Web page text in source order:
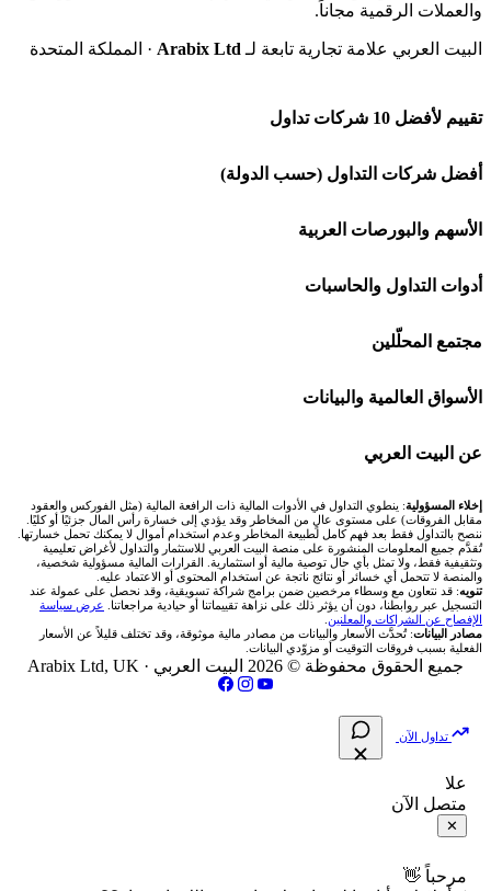
والعملات الرقمية مجاناً.
البيت العربي علامة تجارية تابعة لـ Arabix Ltd · المملكة المتحدة
تقييم لأفضل 10 شركات تداول
شركة Capital.com
افاتريد AvaTrade
اكسنس Exness
منصة بينانس
اكس تي بي XTB
انتراكتيف بروكرز IBKR
أفضل شركات التداول (حسب الدولة)
شركات تداول في السعودية
شركات تداول في الإمارات
شركات تداول في الكويت
شركات تداول في قطر
شركات تداول في الأردن
شركات تداول في العراق
شركات تداول في فلسطين
الأسهم والبورصات العربية
🌍 كل البورصات العربية
🇸🇦 السوق السعودية
🇦🇪 أسواق الإمارات
🇪🇬 البورصة المصرية
🇶🇦 بورصة قطر
🇯🇴 بورصة عمّان
🇧🇭 بورصة البحرين
فلتر الأسهم الشرعي
📋 جميع الأسهم
أدوات التداول والحاسبات
🕌 حاسبة الزكاة
💱 محول العملات
🧮 حاسبة حجم اللوت
📊 حاسبة قيمة النقطة
💰 حاسبة ربح الفوركس
📌 حاسبة النقاط المحورية
📏 حاسبة حجم المركز
📈 حاسبة عائد التداول
📊 حاسبة الربح التراكمي
🧮 حاسبة متوسط سعر السهم
مجتمع المحلّلين
🧱 حائط المجتمع
🏆 لوحة المحلّلين
✍️ اكتب تحليلك
الأسواق العالمية والبيانات
🌐 المؤشرات العالمية
🥇 سعر الذهب اليوم
🥇 أسعار الذهب والمعادن
💱 أسعار العملات والفوركس
💵 سعر الريال السعودي في مصر
📅 المؤشرات الاقتصادية
عن البيت العربي
من نحن
تواصل معنا
فريق المؤلفين
مقالات تعليمية
سياسة تقييم الشركات
الإبلاغ عن شركة نصابة
شروط الاستخدام
إخلاء المسؤولية: ينطوي التداول في الأدوات المالية ذات الرافعة المالية (مثل الفوركس والعقود
مقابل الفروقات) على مستوى عالٍ من المخاطر وقد يؤدي إلى خسارة رأس المال جزئيًا أو كليًا.
ننصح بالتداول فقط بعد فهم كامل لطبيعة المخاطر وعدم استخدام أموال لا يمكنك تحمل خسارتها.
تُقدَّم جميع المعلومات المنشورة على منصة البيت العربي للاستثمار والتداول لأغراض تعليمية
وتثقيفية فقط، ولا تمثل بأي حال توصية مالية أو استثمارية. القرارات المالية مسؤولية شخصية،
والمنصة لا تتحمل أي خسائر أو نتائج ناتجة عن استخدام المحتوى أو الاعتماد عليه.
تنويه: قد نتعاون مع وسطاء مرخصين ضمن برامج شراكة تسويقية، وقد نحصل على عمولة عند
التسجيل عبر روابطنا، دون أن يؤثر ذلك على نزاهة تقييماتنا أو حيادية مراجعاتنا. عرض سياسة
الإفصاح عن الشراكات والمعلنين
مصادر البيانات: تُحدَّث الأسعار والبيانات من مصادر مالية موثوقة، وقد تختلف قليلاً عن الأسعار
الفعلية بسبب فروقات التوقيت أو مزوّدي البيانات.
جميع الحقوق محفوظة © 2026 البيت العربي · Arabix Ltd, UK
تداول الآن
علا
متصل الآن
✕
مرحباً 👋